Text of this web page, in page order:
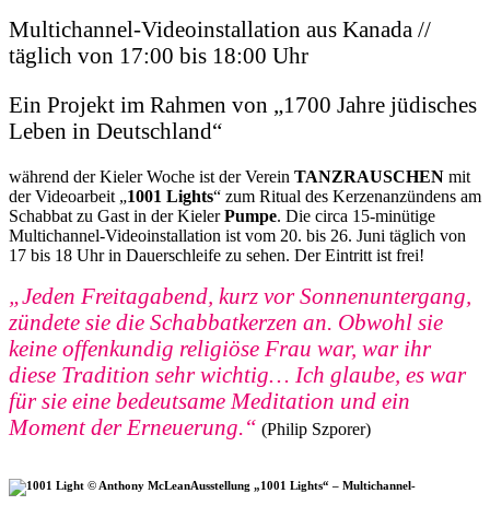
Multichannel-Videoinstallation aus Kanada //
täglich von 17:00 bis 18:00 Uhr
Ein Projekt im Rahmen von „1700 Jahre jüdisches
Leben in Deutschland“
während der Kieler Woche ist der Verein TANZRAUSCHEN mit
der Videoarbeit „1001 Lights“ zum Ritual des Kerzenanzündens am
Schabbat zu Gast in der KielerPumpe. Die circa 15-minütige
Multichannel-Videoinstallation ist vom 20. bis 26. Juni täglich von
17 bis 18 Uhr in Dauerschleife zu sehen. Der Eintritt ist frei!
„Jeden Freitagabend, kurz vor Sonnenuntergang,
zündete sie die Schabbatkerzen an. Obwohl sie
keine offenkundig religiöse Frau war, war ihr
diese Tradition sehr wichtig… Ich glaube, es war
für sie eine bedeutsame Meditation und ein
Moment der Erneuerung.“ (Philip Szporer)
Ausstellung „1001 Lights“ – Multichannel-